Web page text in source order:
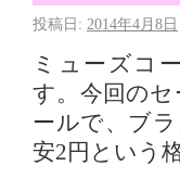
投稿日: 2014年4月8日
ミューズコ
す。今回の
ールで、ブ
安2円という